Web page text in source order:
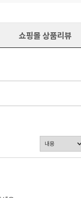
쇼핑몰 상품리뷰